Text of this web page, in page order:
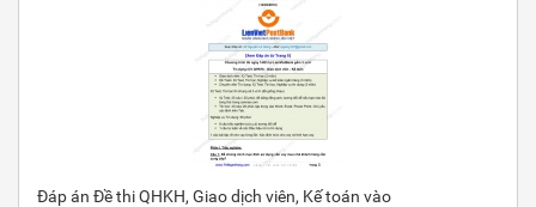
Đáp án Đề thi QHKH, Giao dịch viên, Kế toán vào